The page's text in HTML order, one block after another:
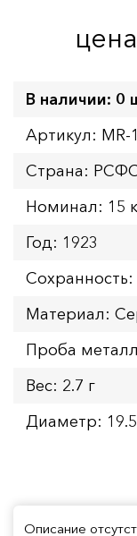
В наличии: 0
Артикул: MR-
Страна:
Номинал: 15
Год: 1923
Сохранность:
Материал:
Проба
Вес: 2.7 г
Диаметр:
Описание